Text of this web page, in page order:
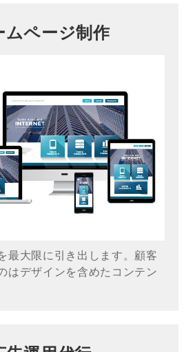
ムページ制作
最大限に引き出します。顧客
はデザインを含めたコンテン